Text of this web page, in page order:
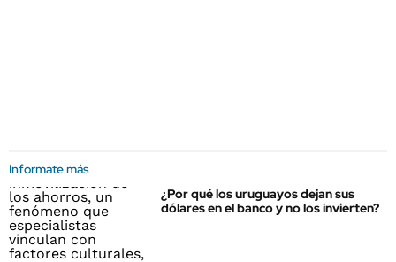
Informate más
¿Por qué los uruguayos dejan sus
dólares en el banco y no los invierten?